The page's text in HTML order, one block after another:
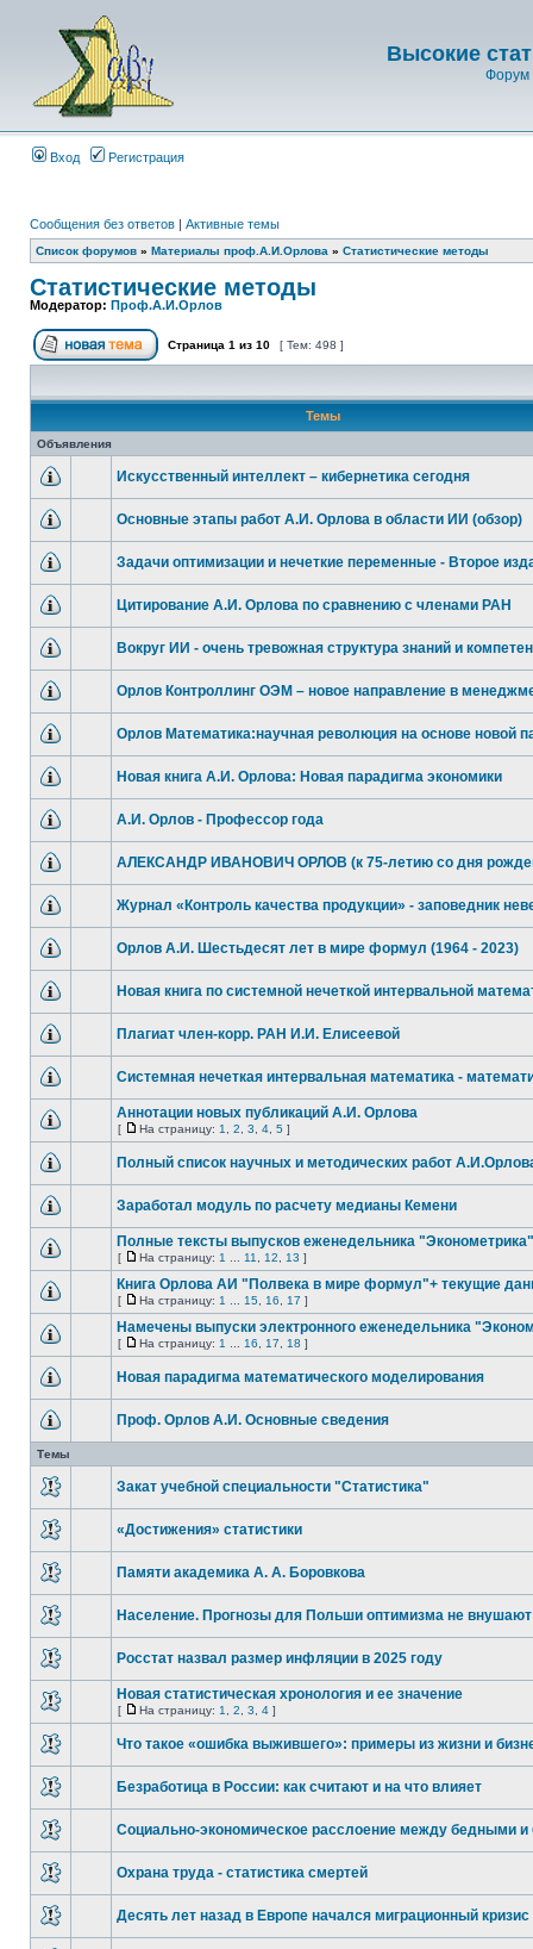
Высокие
Форум
Вход Регистрация
Сообщения без ответов | Активные темы
Список форумов » Материалы проф.А.И.Орлова » Статистические методы
Статистические методы
Модератор: Проф.А.И.Орлов
Страница 1 из 10 [ Тем: 498 ]
Темы
Объявления
Искусственный интеллект – кибернетика сегодня
Основные этапы работ А.И. Орлова в области ИИ (обзор)
Задачи оптимизации и нечеткие переменные - Второе
Цитирование А.И. Орлова по сравнению с членами РАН
Вокруг ИИ - очень тревожная структура знаний и
Орлов Контроллинг ОЭМ – новое направление в
Орлов Математика:научная революция на основе новой
Новая книга А.И. Орлова: Новая парадигма экономики
А.И. Орлов - Профессор года
АЛЕКСАНДР ИВАНОВИЧ ОРЛОВ (к 75-летию со дня
Журнал «Контроль качества продукции» - заповедник
Орлов А.И. Шестьдесят лет в мире формул (1964 - 2023)
Новая книга по системной нечеткой интервальной
Плагиат член-корр. РАН И.И. Елисеевой
Системная нечеткая интервальная математика -
Аннотации новых публикаций А.И. Орлова
[ На страницу: 1 2 3 4 5 ]
Полный список научных и методических работ
Заработал модуль по расчету медианы Кемени
Полные тексты выпусков еженедельника "Эконометрика"
[ На страницу: 1 11 12 13 ]
Книга Орлова АИ "Полвека в мире формул"+ текущие
[ На страницу: 1 15 16 17 ]
Намечены выпуски электронного еженедельника
[ На страницу: 1 16 17 18 ]
Новая парадигма математического моделирования
Проф. Орлов А.И. Основные сведения
Темы
Закат учебной специальности "Статистика"
«Достижения» статистики
Памяти академика А. А. Боровкова
Население. Прогнозы для Польши оптимизма не внушают
Росстат назвал размер инфляции в 2025 году
Новая статистическая хронология и ее значение
[ На страницу: 1 2 3 4 ]
Что такое «ошибка выжившего»: примеры из жизни и
Безработица в России: как считают и на что влияет
Социально-экономическое расслоение между бедными и
Охрана труда - статистика смертей
Десять лет назад в Европе начался миграционный кризис